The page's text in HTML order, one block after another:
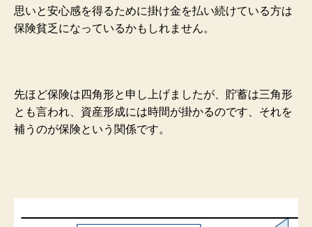
思いと安心感を得るために掛け金を払い続けている方は
保険貧乏になっているかもしれません。
先ほど保険は四角形と申し上げましたが、貯蓄は三角形
とも言われ、資産形成には時間が掛かるのです、それを
補うのが保険という関係です。